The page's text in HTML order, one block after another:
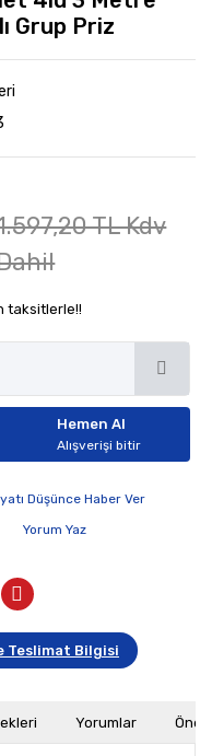
Grup Priz
TL Kdv
taksitlerle!!
Hemen Al
Alışverişi bitir
Düşünce Haber Ver
Yorum Yaz
Teslimat Bilgisi
Yorumlar